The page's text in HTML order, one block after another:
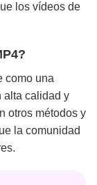
los vídeos de
como una
alta calidad y
otros métodos y
la comunidad